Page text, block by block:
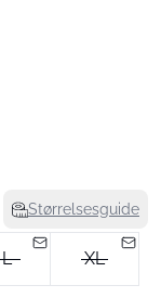
Størrelsesguide
L XL